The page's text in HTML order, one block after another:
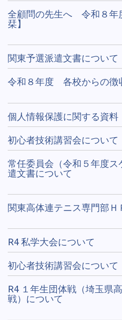
全顧問の先生へ 令和８年
栞】
関東予選派遣文書について
令和８年度 各校からの徴
個人情報保護に関する資料
初心者技術講習会について
常任委員会（令和５年度ス
遣文書について
関東高体連テニス専門部Ｈ
R4 私学大会について
初心者技術講習会について
R4 １年生団体戦（埼玉県
戦）について